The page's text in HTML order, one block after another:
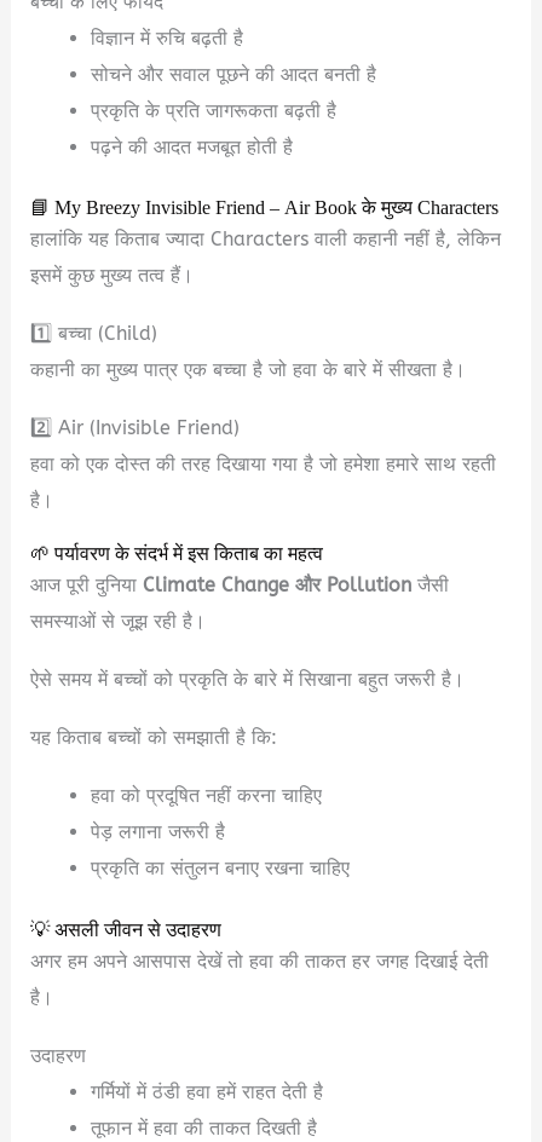
विज्ञान में रुचि बढ़ती है
सोचने और सवाल पूछने की आदत बनती है
प्रकृति के प्रति जागरूकता बढ़ती है
पढ़ने की आदत मजबूत होती है
📘 My Breezy Invisible Friend – Air Book के मुख्य Characters
हालांकि यह किताब ज्यादा Characters वाली कहानी नहीं है, लेकिन
इसमें कुछ मुख्य तत्व हैं।
1️⃣ बच्चा (Child)
कहानी का मुख्य पात्र एक बच्चा है जो हवा के बारे में सीखता है।
2️⃣ Air (Invisible Friend)
हवा को एक दोस्त की तरह दिखाया गया है जो हमेशा हमारे साथ रहती
है।
🌱 पर्यावरण के संदर्भ में इस किताब का महत्व
आज पूरी दुनिया Climate Change और Pollution जैसी
समस्याओं से जूझ रही है।
ऐसे समय में बच्चों को प्रकृति के बारे में सिखाना बहुत जरूरी है।
यह किताब बच्चों को समझाती है कि:
हवा को प्रदूषित नहीं करना चाहिए
पेड़ लगाना जरूरी है
प्रकृति का संतुलन बनाए रखना चाहिए
💡 असली जीवन से उदाहरण
अगर हम अपने आसपास देखें तो हवा की ताकत हर जगह दिखाई देती
है।
उदाहरण
गर्मियों में ठंडी हवा हमें राहत देती है
तूफान में हवा की ताकत दिखती है